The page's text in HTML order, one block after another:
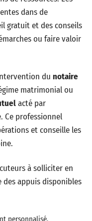
dans de
gratuit et des conseils
ou faire valoir
du notaire
matrimonial ou
acté par
Ce professionnel
et conseille les
à solliciter en
appuis disponibles
personnalisé,